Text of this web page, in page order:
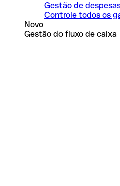
Gestão de
Controle todos os
Novo
Gestão do fluxo de caixa